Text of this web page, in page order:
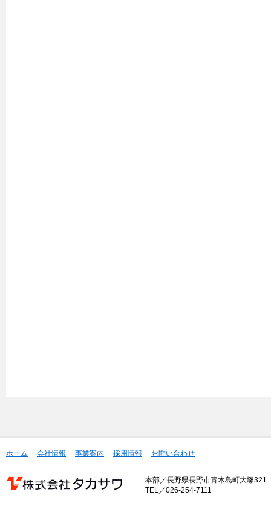
ホーム 会社情報 事業案内 採用情報 お問い合わせ
本部／長野県長野市青木島町大塚321
TEL／026-254-7111